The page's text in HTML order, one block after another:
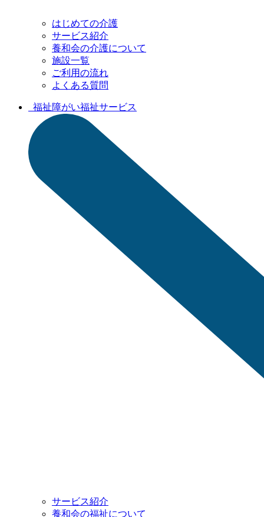
はじめての介護
サービス紹介
養和会の介護について
施設一覧
ご利用の流れ
よくある質問
福祉障がい福祉サービス
サービス紹介
養和会の福祉について